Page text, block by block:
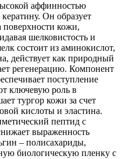
аффинностью
Он образует
кожи,
шелковистость и
состоит из аминокислот,
действует как природный
регенерацию. Компонент
поступление
ключевую роль в
тургор кожи за счет
кислоты и эластина.
пептид с
выраженность
– полисахариды,
биологическую пленку с